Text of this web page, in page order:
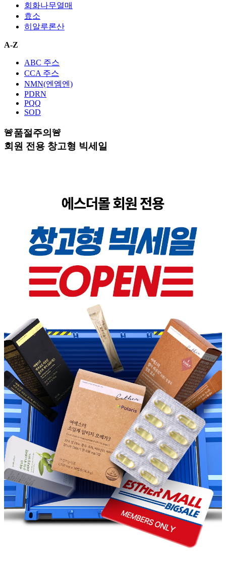
회화나무열매
효소
히알루론산
A-Z
ABC 주스
CCA 주스
NMN(엔엠엔)
PDRN
PQQ
SOD
🚨품절주의🚨
회원 전용 창고형 빅세일